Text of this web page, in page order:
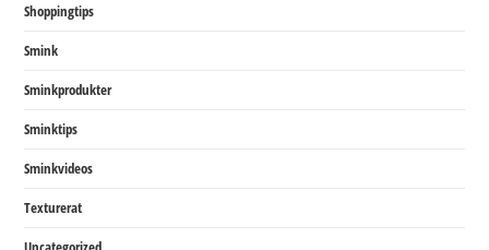
Shoppingtips
Smink
Sminkprodukter
Sminktips
Sminkvideos
Texturerat